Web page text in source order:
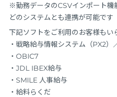
※勤務データのCSVインポート機
どのシステムとも連携が可能です
下記ソフトをご利用のお客様もい
・戦略給与情報システム（PX2）
・OBIC7
・JDL IBEX給与
・SMILE 人事給与
・給料らくだ